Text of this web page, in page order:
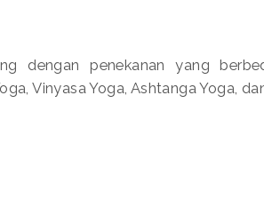
dengan penekanan yang
Vinyasa Yoga, Ashtanga Yoga,